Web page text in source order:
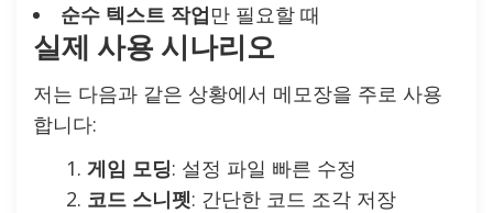
순수 텍스트 작업만 필요할 때
실제 사용 시나리오
저는 다음과 같은 상황에서 메모장을 주로 사용
합니다:
게임 모딩: 설정 파일 빠른 수정
코드 스니펫: 간단한 코드 조각 저장